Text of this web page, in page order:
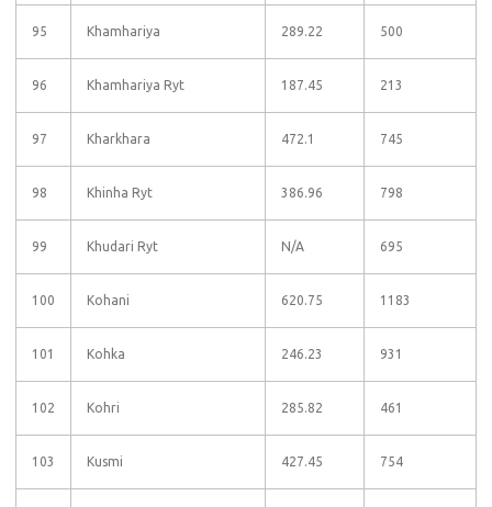
95 Khamhariya 289.22 500
96 Khamhariya Ryt 187.45 213
97 Kharkhara 472.1 745
98 Khinha Ryt 386.96 798
99 Khudari Ryt N/A 695
100 Kohani 620.75 1183
101 Kohka 246.23 931
102 Kohri 285.82 461
103 Kusmi 427.45 754